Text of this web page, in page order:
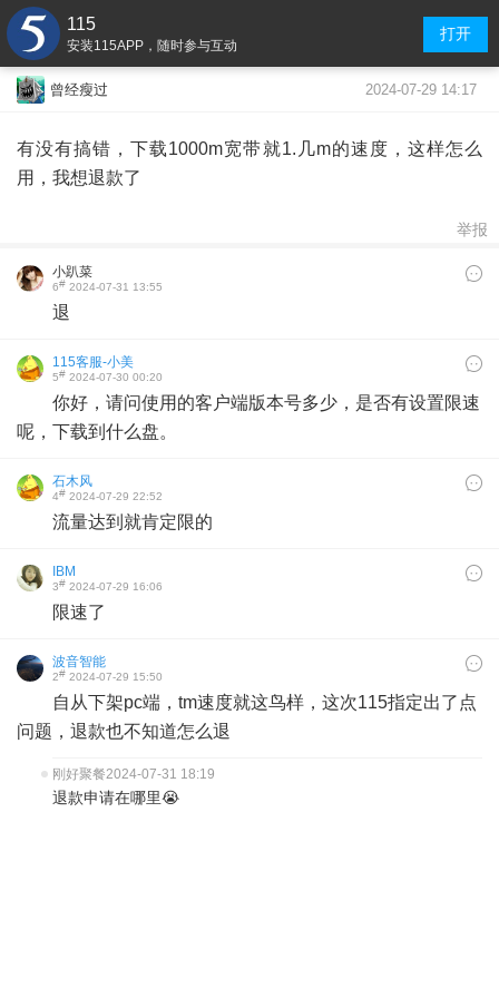
115
安装115APP，随时参与互动
打开
曾经瘦过 2024-07-29 14:17
有没有搞错，下载1000m宽带就1.几m的速度，这样怎么
用，我想退款了
举报
小趴菜
6# 2024-07-31 13:55
退
115客服-小美
5# 2024-07-30 00:20
你好，请问使用的客户端版本号多少，是否有设置限速
呢，下载到什么盘。
石木风
4# 2024-07-29 22:52
流量达到就肯定限的
IBM
3# 2024-07-29 16:06
限速了
波音智能
2# 2024-07-29 15:50
自从下架pc端，tm速度就这鸟样，这次115指定出了点
问题，退款也不知道怎么退
刚好聚餐2024-07-31 18:19
退款申请在哪里😭